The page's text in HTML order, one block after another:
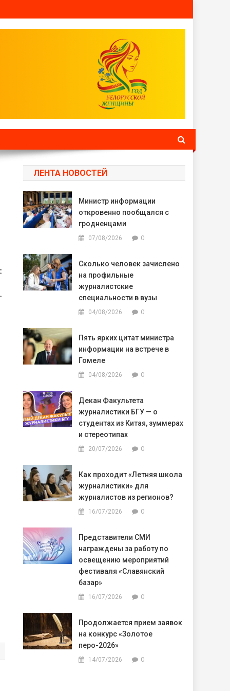
ЛЕНТА НОВОСТЕЙ
Министр информации
откровенно пообщался с
гродненцами
07/08/2026 0
Сколько человек зачислено
на профильные
журналистские
специальности в вузы
04/08/2026 0
Пять ярких цитат министра
информации на встрече в
Гомеле
04/08/2026 0
Декан Факультета
журналистики БГУ — о
студентах из Китая, зуммерах
и стереотипах
20/07/2026 0
Как проходит «Летняя школа
журналистики» для
журналистов из регионов?
16/07/2026 0
Представители СМИ
награждены за работу по
освещению мероприятий
фестиваля «Славянский
базар»
16/07/2026 0
Продолжается прием заявок
на конкурс «Золотое
перо-2026»
14/07/2026 0